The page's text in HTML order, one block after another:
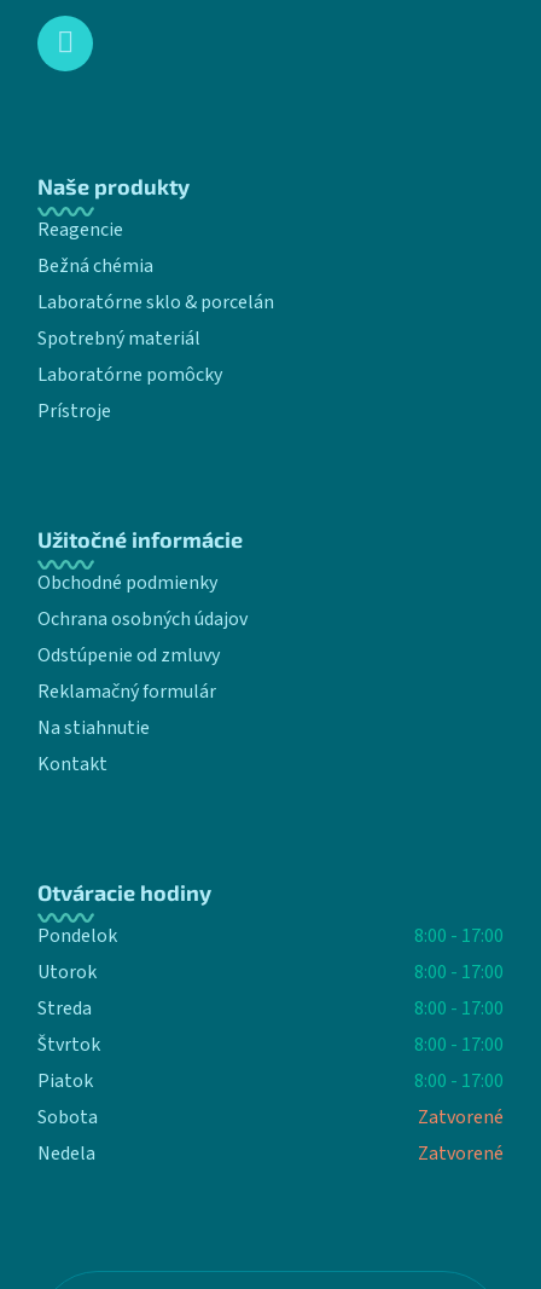
Naše produkty
Reagencie
Bežná chémia
Laboratórne sklo & porcelán
Spotrebný materiál
Laboratórne pomôcky
Prístroje
Užitočné informácie
Obchodné podmienky
Ochrana osobných údajov
Odstúpenie od zmluvy
Reklamačný formulár
Na stiahnutie
Kontakt
Otváracie hodiny
Pondelok
8:00 - 17:00
Utorok
8:00 - 17:00
Streda
8:00 - 17:00
Štvrtok
8:00 - 17:00
Piatok
8:00 - 17:00
Sobota
Zatvorené
Nedela
Zatvorené